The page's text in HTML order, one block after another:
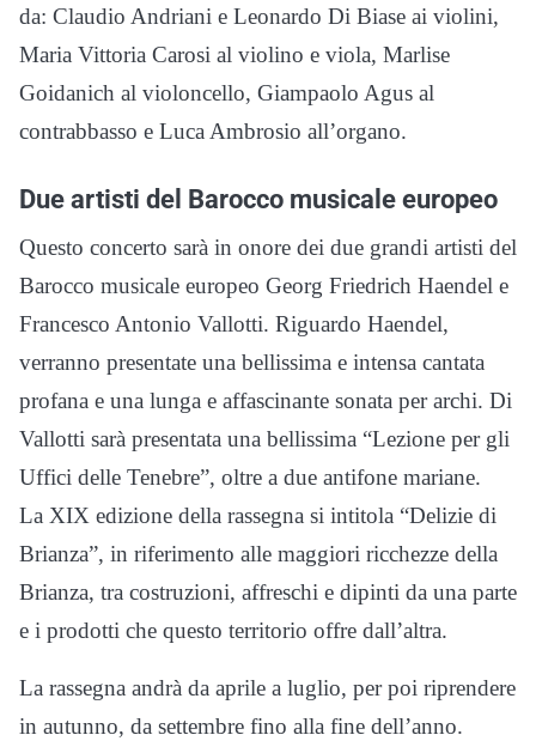
da: Claudio Andriani e Leonardo Di Biase ai violini,
Maria Vittoria Carosi al violino e viola, Marlise
Goidanich al violoncello, Giampaolo Agus al
contrabbasso e Luca Ambrosio all’organo.
Due artisti del Barocco musicale europeo
Questo concerto sarà in onore dei due grandi artisti del
Barocco musicale europeo Georg Friedrich Haendel e
Francesco Antonio Vallotti. Riguardo Haendel,
verranno presentate una bellissima e intensa cantata
profana e una lunga e affascinante sonata per archi. Di
Vallotti sarà presentata una bellissima “Lezione per gli
Uffici delle Tenebre”, oltre a due antifone mariane.
La XIX edizione della rassegna si intitola “Delizie di
Brianza”, in riferimento alle maggiori ricchezze della
Brianza, tra costruzioni, affreschi e dipinti da una parte
e i prodotti che questo territorio offre dall’altra.
La rassegna andrà da aprile a luglio, per poi riprendere
in autunno, da settembre fino alla fine dell’anno.